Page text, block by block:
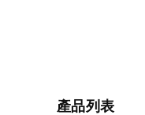
產品列表